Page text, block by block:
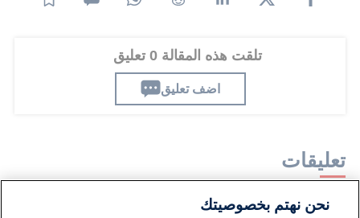
تلقت هذه المقالة 0 تعليق
اضف تعليق
تعليقات
لا توجد تعليقات مكتوبة حتى الآن. كن الأول!
نحن نهتم بخصوصيتك